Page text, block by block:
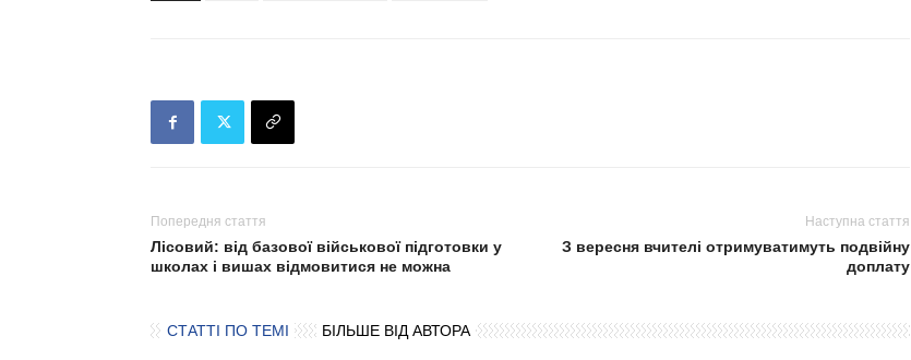
Попередня стаття
Лісовий: від базової військової підготовки у
школах і вишах відмовитися не можна
Наступна стаття
З вересня вчителі отримуватимуть подвійну
доплату
СТАТТІ ПО ТЕМІ БІЛЬШЕ ВІД АВТОРА